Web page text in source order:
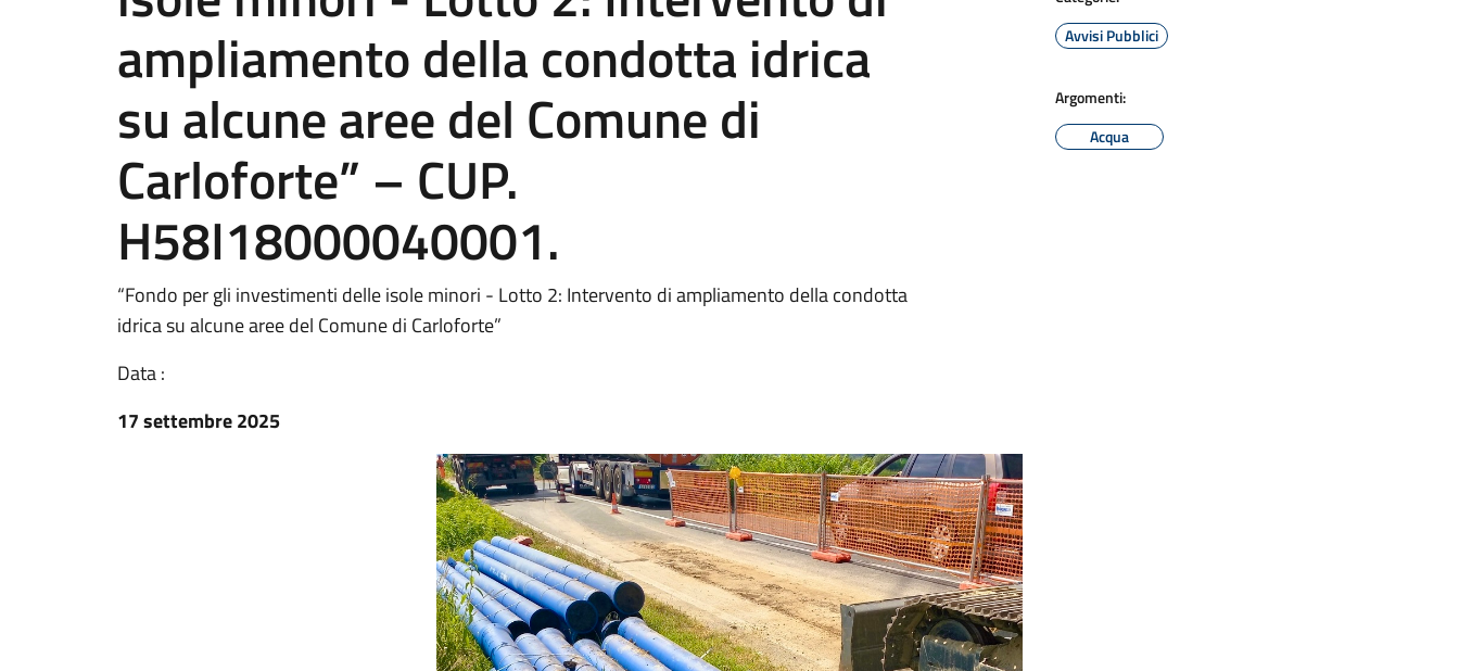
ampliamento della condotta idrica
su alcune aree del Comune di
Carloforte” – CUP.
H58I18000040001.
“Fondo per gli investimenti delle isole minori - Lotto 2: Intervento di ampliamento della condotta
idrica su alcune aree del Comune di Carloforte”
Data :
17 settembre 2025
Avvisi Pubblici
Argomenti:
Acqua